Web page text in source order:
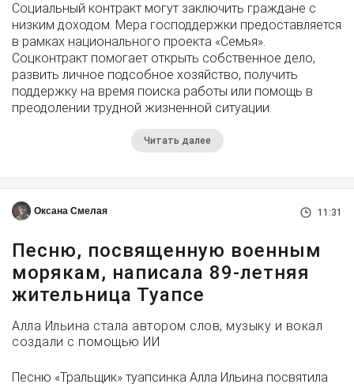
Социальный контракт могут заключить граждане с
низким доходом. Мера господдержки предоставляется
в рамках национального проекта «Семья».
Соцконтракт помогает открыть собственное дело,
развить личное подсобное хозяйство, получить
поддержку на время поиска работы или помощь в
преодолении трудной жизненной ситуации.
Читать далее
Оксана Смелая 11:31
Песню, посвященную военным
морякам, написала 89-летняя
жительница Туапсе
Алла Ильина стала автором слов, музыку и вокал
создали с помощью ИИ
Песню «Тральщик» туапсинка Алла Ильина посвятила